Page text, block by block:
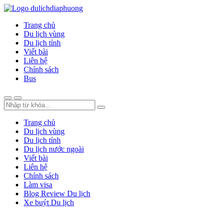
Trang chủ
Du lịch vùng
Du lịch tỉnh
Viết bài
Liên hệ
Chính sách
Bus
Trang chủ
Du lịch vùng
Du lịch tỉnh
Du lịch nước ngoài
Viết bài
Liên hệ
Chính sách
Làm visa
Blog Review Du lịch
Xe buýt Du lịch